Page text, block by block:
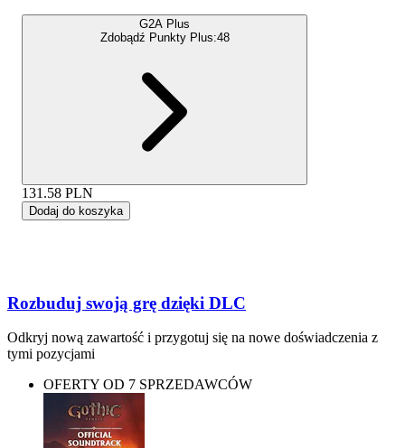
G2A Plus
Zdobądź Punkty Plus:48
131.58 PLN
Dodaj do koszyka
Rozbuduj swoją grę dzięki DLC
Odkryj nową zawartość i przygotuj się na nowe doświadczenia z
tymi pozycjami
OFERTY OD 7 SPRZEDAWCÓW